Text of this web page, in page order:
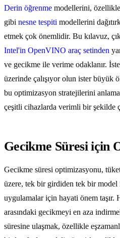
Derin öğrenme modellerini,
gibi nesne tespiti modellerini
etmek çok önemlidir. Bu kılavuz,
Intel'in OpenVINO araç setinden
ve gecikme ile verime odaklanır.
üzerinde çalışıyor olun ister büyük
bu optimizasyon stratejilerini
çeşitli cihazlarda verimli bir şekilde
Gecikme Süresi için
Gecikme süresi optimizasyonu,
üzere, tek bir girdiden tek bir model
uygulamalar için hayati önem taşır.
arasındaki gecikmeyi en aza
süresine ulaşmak, özellikle